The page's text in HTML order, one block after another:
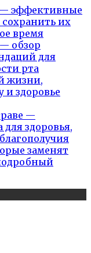
эффективные
их
время
— обзор
для
рта
жизни,
и здоровье
—
здоровья,
заменят